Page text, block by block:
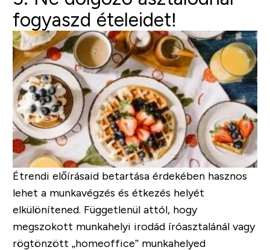
fogyaszd ételeidet!
Étrendi előírásaid betartása érdekében hasznos
lehet a munkavégzés és étkezés helyét
elkülönítened. Függetlenül attól, hogy
megszokott munkahelyi irodád íróasztalánál vagy
rögtönzött „homeoffice” munkahelyed